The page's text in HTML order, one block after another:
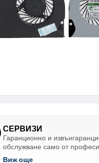
СЕРВИЗИ
Гаранционно и
обслужване само от
Виж още